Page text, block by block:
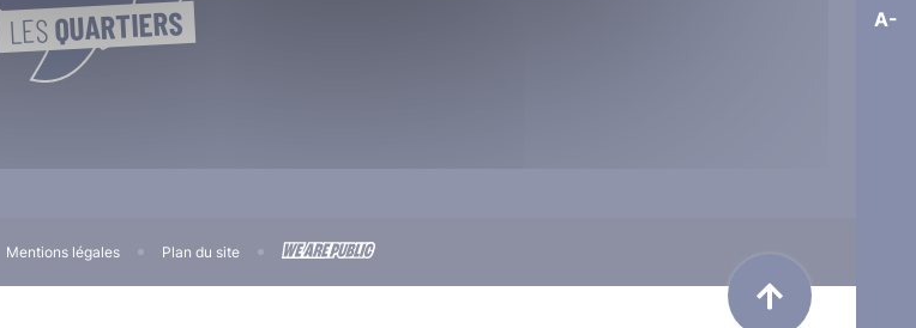
A-
LES QUARTIERS
Mentions légales Plan du site